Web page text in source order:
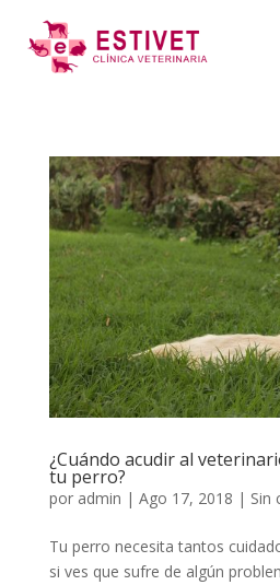
¿Cuándo acudir al
tu perro?
por admin | Ago 17, 2018 | Sin
Tu perro necesita tantos
si ves que sufre de algún